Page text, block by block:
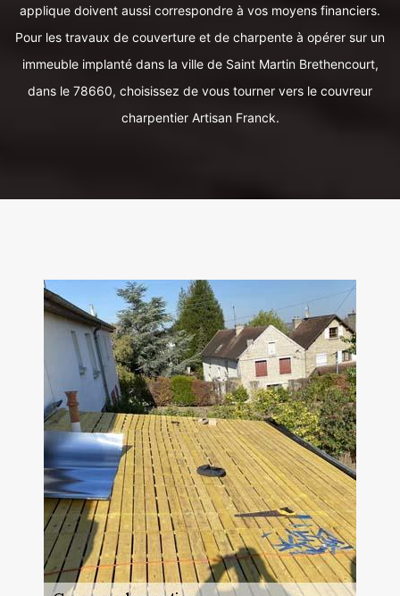
applique doivent aussi correspondre à vos moyens financiers.
Pour les travaux de couverture et de charpente à opérer sur un
immeuble implanté dans la ville de Saint Martin Brethencourt,
dans le 78660, choisissez de vous tourner vers le couvreur
charpentier Artisan Franck.